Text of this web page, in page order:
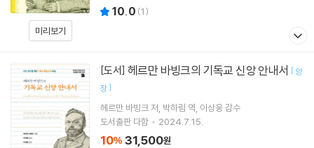
미리보기
10.0 (1)
[도서] 헤르만 바빙크의 기독교 신앙 안내서 [ 양
장]
헤르만 바빙크 저 박하림 역 이상웅감수
도서출판 다함
2024.7.15.
10% 31,500원